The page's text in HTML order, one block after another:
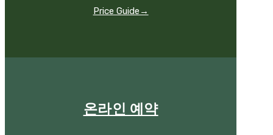
Price Guide→
온라인 예약